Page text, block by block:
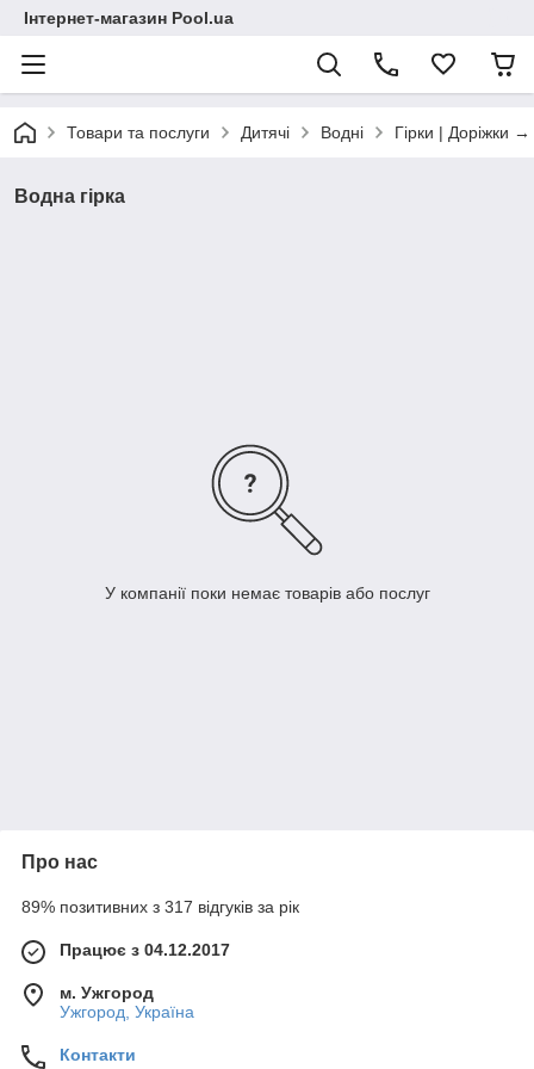
Інтернет-магазин Pool.ua
Товари та послуги Дитячі Водні Гірки | Доріжки →
Водна гірка
У компанії поки немає товарів або послуг
Про нас
89% позитивних з 317 відгуків за рік
Працює з 04.12.2017
м. Ужгород
Ужгород, Україна
Контакти